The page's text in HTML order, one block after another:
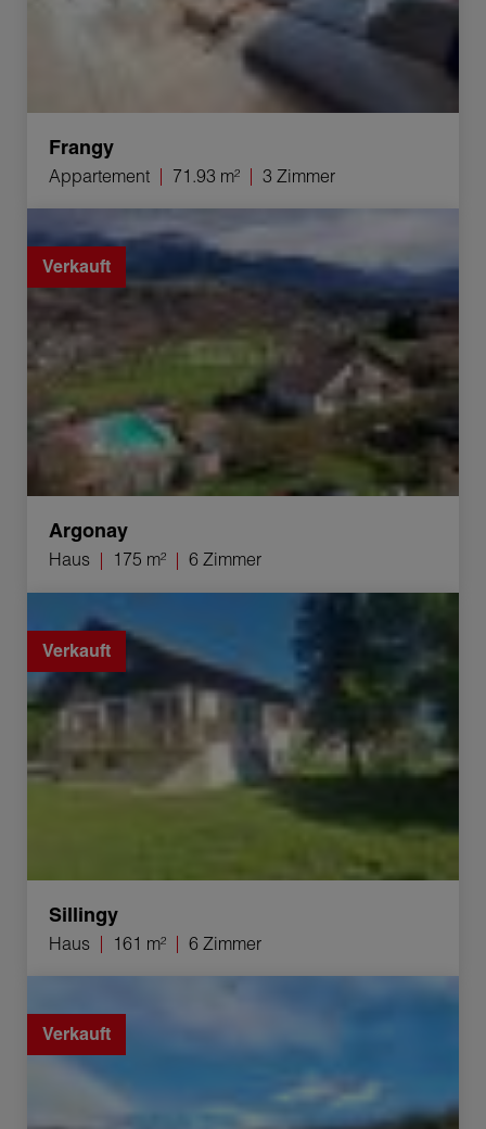
Frangy
Appartement 71.93 m² 3 Zimmer
Verkauf Haus Argonay 6 Zimmer 175 m²
Verkauft
Argonay
Haus 175 m² 6 Zimmer
Verkauf Haus Sillingy 6 Zimmer 161 m²
Verkauft
Sillingy
Haus 161 m² 6 Zimmer
Verkauft